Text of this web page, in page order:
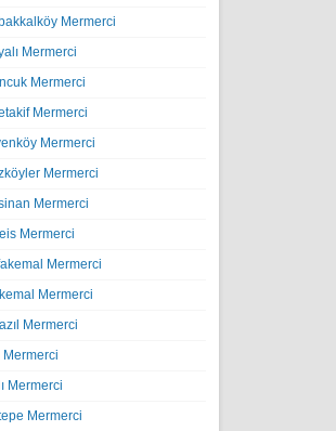
Mermerci
Mermerci
Mermerci
Mermerci
Mermerci
Mermerci
Mermerci
Mermerci
Mermerci
Mermerci
Mermerci
Mermerci
Mermerci
Mermerci